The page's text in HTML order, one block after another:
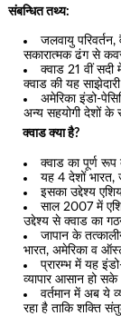
संबन्धित तथ्य:
जलवायु परिवर्तन,
सकारात्मक ढंग से
क्वाड 21 वीं
क्वाड की यह
अमेरिका इंडो-
अन्य सहयोगी देशों के
क्वाड क्या है?
क्वाड का पूर्ण रूप
यह 4 देशों भारत,
इसका उद्देश्य
साल 2007 में
उद्देश्य से क्वाड का
जापान के
भारत, अमेरिका व
प्रारम्भ में यह
व्यापार आसान हो
वर्तमान में अब ये
रहा है ताकि शक्ति